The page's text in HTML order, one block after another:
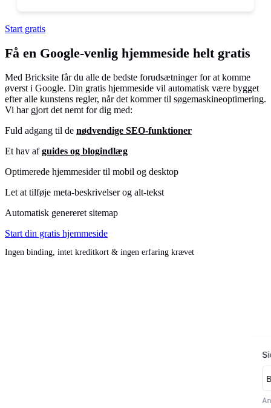
Start gratis
Få en Google-venlig hjemmeside helt gratis
Med Bricksite får du alle de bedste forudsætninger for at komme
øverst i Google. Din gratis hjemmeside vil automatisk være bygget
efter alle kunstens regler, når det kommer til søgemaskineoptimering.
Vi har gjort det nemt for dig med:
Fuld adgang til de nødvendige SEO-funktioner
Et hav afguides og blogindlæg
Optimerede hjemmesider til mobil og desktop
Let at tilføje meta-beskrivelser og alt-tekst
Automatisk genereret sitemap
Start din gratis hjemmeside
Ingen binding, intet kreditkort & ingen erfaring krævet